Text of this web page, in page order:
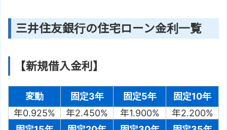
三井住友銀行の住宅ローン金利一覧
【新規借入金利】
変動 固定3年 固定5年
固定10年
年0.925%
年2.450% 年1.900%
年2.200%